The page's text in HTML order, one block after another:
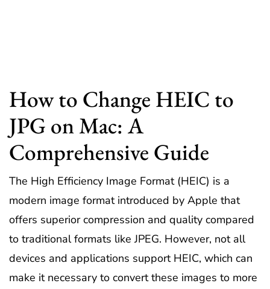
How to Change HEIC to
JPG on Mac: A
Comprehensive Guide
The High Efficiency Image Format (HEIC) is a
modern image format introduced by Apple that
offers superior compression and quality compared
to traditional formats like JPEG. However, not all
devices and applications support HEIC, which can
make it necessary to convert these images to more